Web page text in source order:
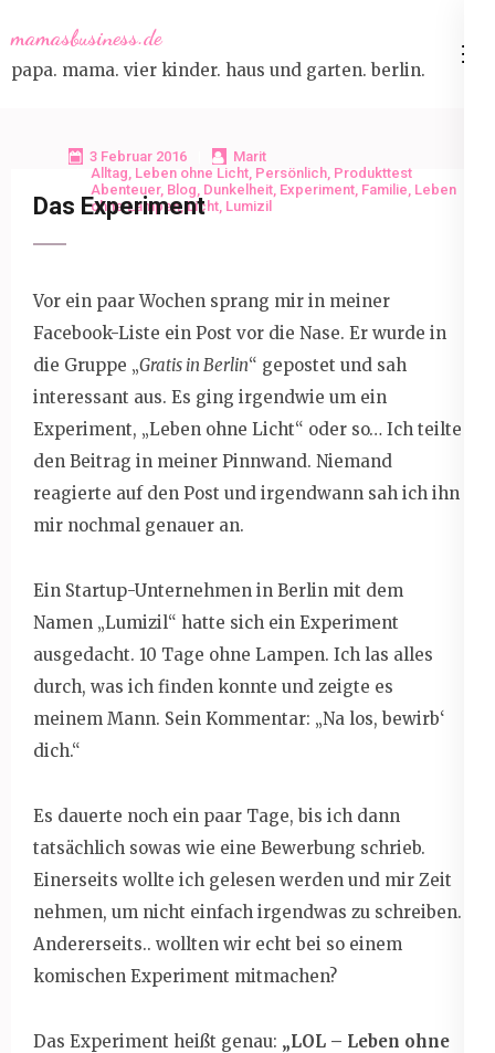
to
content
mamasbusiness.de
papa. mama. vier kinder. haus und garten. berlin.
3 Februar 2016
Marit
Alltag, Leben ohne Licht, Persönlich, Produkttest
Abenteuer, Blog, Dunkelheit, Experiment, Familie, Leben
ohne Lampen,Licht, Lumizil
Das Experiment
Vor ein paar Wochen sprang mir in meiner
Facebook-Liste ein Post vor die Nase. Er wurde in
die Gruppe „Gratis in Berlin“ gepostet und sah
interessant aus. Es ging irgendwie um ein
Experiment, „Leben ohne Licht“ oder so… Ich teilte
den Beitrag in meiner Pinnwand. Niemand
reagierte auf den Post und irgendwann sah ich ihn
mir nochmal genauer an.
Ein Startup-Unternehmen in Berlin mit dem
Namen „Lumizil“ hatte sich ein Experiment
ausgedacht. 10 Tage ohne Lampen. Ich las alles
durch, was ich finden konnte und zeigte es
meinem Mann. Sein Kommentar: „Na los, bewirb‘
dich.“
Es dauerte noch ein paar Tage, bis ich dann
tatsächlich sowas wie eine Bewerbung schrieb.
Einerseits wollte ich gelesen werden und mir Zeit
nehmen, um nicht einfach irgendwas zu schreiben.
Andererseits.. wollten wir echt bei so einem
komischen Experiment mitmachen?
Das Experiment heißt genau: „LOL – Leben ohne